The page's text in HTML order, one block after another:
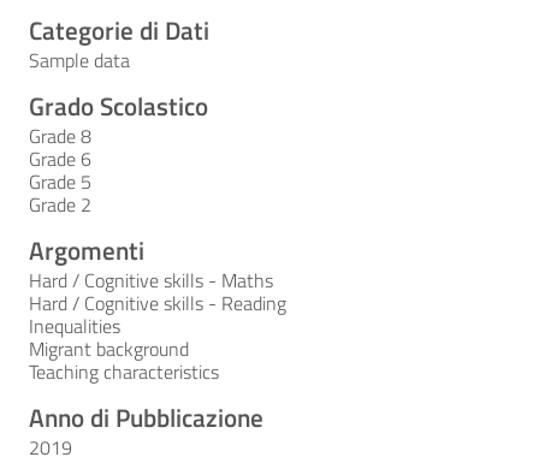
Categorie di Dati
Sample data
Grado Scolastico
Grade 8
Grade 6
Grade 5
Grade 2
Argomenti
Hard / Cognitive skills - Maths
Hard / Cognitive skills - Reading
Inequalities
Migrant background
Teaching characteristics
Anno di Pubblicazione
2019